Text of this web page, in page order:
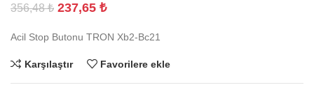
356,48₺ 237,65 ₺
Acil Stop Butonu TRON Xb2-Bc21
Karşılaştır Favorilere ekle